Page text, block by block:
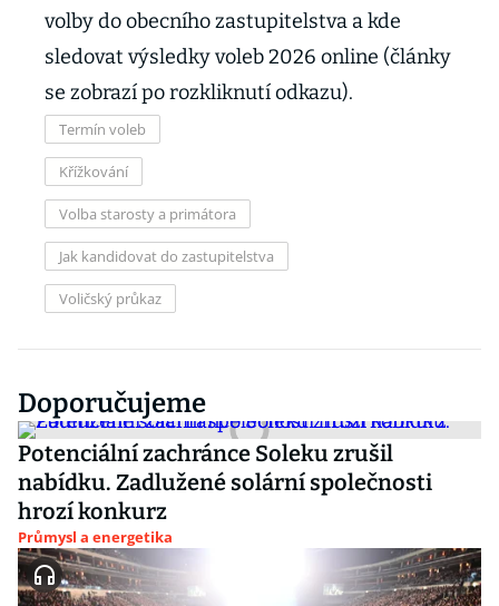
volby do obecního zastupitelstva a kde
sledovat výsledky voleb 2026 online (články
se zobrazí po rozkliknutí odkazu).
Termín voleb
Křížkování
Volba starosty a primátora
Jak kandidovat do zastupitelstva
Voličský průkaz
Doporučujeme
Potenciální zachránce Soleku zrušil
nabídku. Zadlužené solární společnosti
hrozí konkurz
Průmysl a energetika